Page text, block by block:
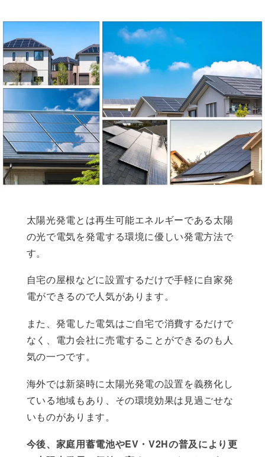
太陽光発電とは再生可能エネルギーである太陽
の光で電気を発電する環境に優しい発電方法で
す。
自宅の屋根などに設置するだけで手軽に自家発
電ができるので人気があります。
また、発電した電気はご自宅で消費するだけで
なく、電力会社に売電することができるのも人
気の一つです。
海外では新築時に太陽光発電の設置を義務化し
ている地域もあり、その環境効果は見過ごせな
いものがあります。
今後、家庭用蓄電池やEV・V2Hの普及により更